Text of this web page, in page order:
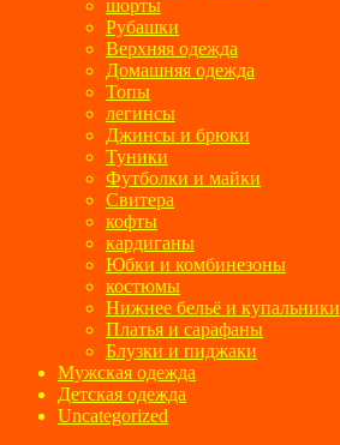
шорты
Рубашки
Верхняя одежда
Домашняя одежда
Топы
легинсы
Джинсы и брюки
Туники
Футболки и майки
Свитера
кофты
кардиганы
Юбки и комбинезоны
костюмы
Нижнее бельё и купальники
Платья и сарафаны
Блузки и пиджаки
Мужская одежда
Детская одежда
Uncategorized